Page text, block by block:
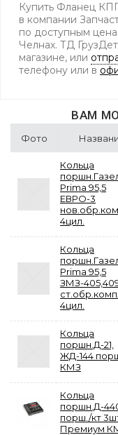
Купить Фланец
в компании
по доступным
Челнах. ТД
магазине, или
телефону или в
ВАМ
Фото
Кольца
Prima 95,5
ЕВРО-3
4цил.
Кольца
Prima 95,5
ЗМЗ-
4цил.
Кольца
поршн.Д-21,
ЖД-144
КМЗ
Кольца
поршн.Д-
порш./кт
Премиум